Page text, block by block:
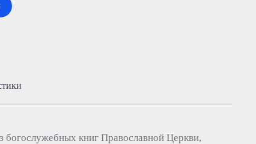
богослужебных книг Православной Церкви,